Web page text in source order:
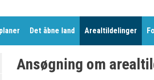
Det åbne land Arealtildelinger
Ansøgning om